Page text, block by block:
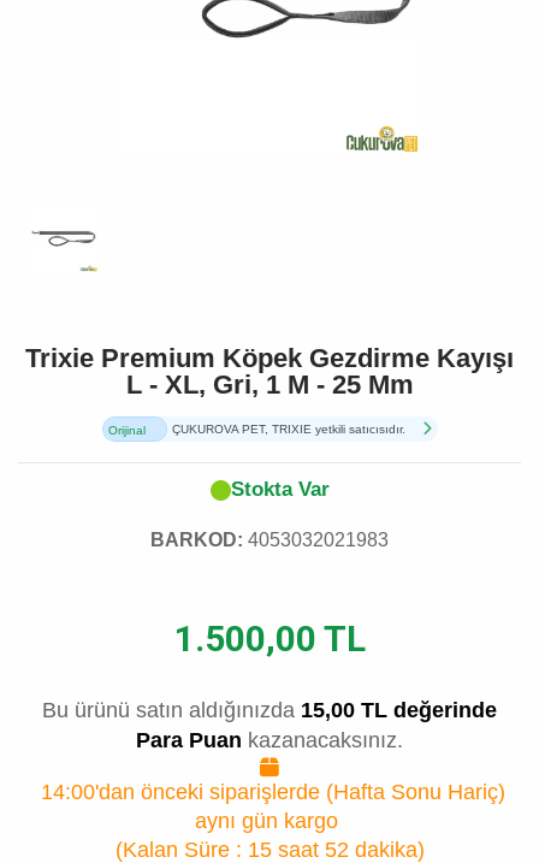
Trixie Premium Köpek Gezdirme Kayışı
L - XL, Gri, 1 M - 25 Mm
Orijinal
ÇUKUROVA PET, TRIXIE yetkili satıcısıdır.
Stokta Var
BARKOD: 4053032021983
1.500,00 TL
Bu ürünü satın aldığınızda 15,00 TL değerinde
Para Puan kazanacaksınız.
14:00'dan önceki siparişlerde (Hafta Sonu Hariç)
aynı gün kargo
(Kalan Süre : 15 saat 52 dakika)